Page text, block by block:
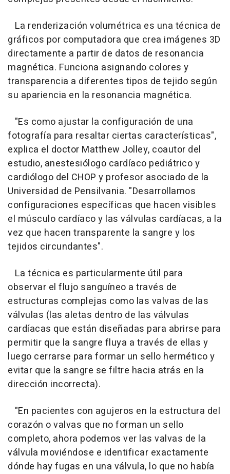
La renderización volumétrica es una técnica de
gráficos por computadora que crea imágenes 3D
directamente a partir de datos de resonancia
magnética. Funciona asignando colores y
transparencia a diferentes tipos de tejido según
su apariencia en la resonancia magnética.
"Es como ajustar la configuración de una
fotografía para resaltar ciertas características",
explica el doctor Matthew Jolley, coautor del
estudio, anestesiólogo cardíaco pediátrico y
cardiólogo del CHOP y profesor asociado de la
Universidad de Pensilvania. "Desarrollamos
configuraciones específicas que hacen visibles
el músculo cardíaco y las válvulas cardíacas, a la
vez que hacen transparente la sangre y los
tejidos circundantes".
La técnica es particularmente útil para
observar el flujo sanguíneo a través de
estructuras complejas como las valvas de las
válvulas (las aletas dentro de las válvulas
cardíacas que están diseñadas para abrirse para
permitir que la sangre fluya a través de ellas y
luego cerrarse para formar un sello hermético y
evitar que la sangre se filtre hacia atrás en la
dirección incorrecta).
"En pacientes con agujeros en la estructura del
corazón o valvas que no forman un sello
completo, ahora podemos ver las valvas de la
válvula moviéndose e identificar exactamente
dónde hay fugas en una válvula, lo que no había